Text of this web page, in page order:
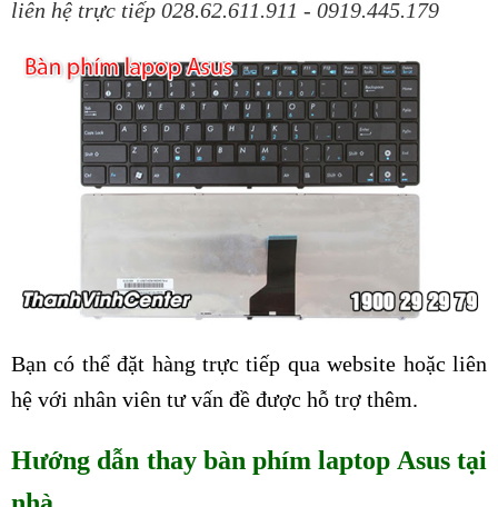
liên hệ trực tiếp 028.62.611.911 - 0919.445.179
Bạn có thể đặt hàng trực tiếp qua website hoặc liên
hệ với nhân viên tư vấn đề được hỗ trợ thêm.
Hướng dẫn thay bàn phím laptop Asus tại